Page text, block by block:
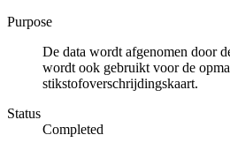
Purpose
De data wordt afgenomen door
wordt ook gebruikt voor de
stikstofoverschrijdingskaart.
Status
Completed